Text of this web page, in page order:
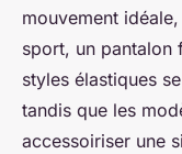
mouvement
sport, un pantalon
styles élastiques
tandis que les
accessoiriser une